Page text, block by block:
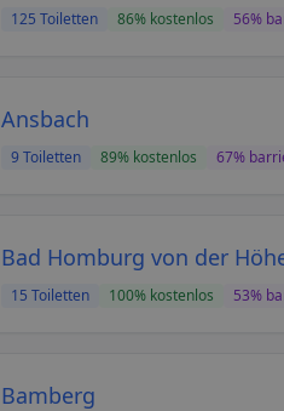
125 Toiletten 86% kostenlos 56%
Ansbach
9 Toiletten 89% kostenlos 67%
Bad Homburg von der
15 Toiletten 100% kostenlos 53%
Bamberg